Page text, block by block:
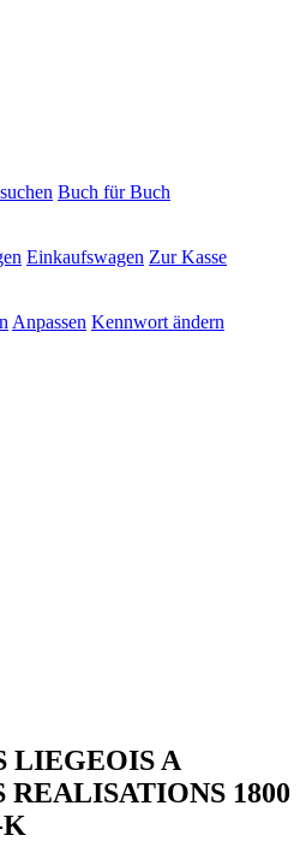
Buch für Buch
Einkaufswagen Zur Kasse
Anpassen Kennwort ändern
LIEGEOIS A
REALISATIONS 1800
K